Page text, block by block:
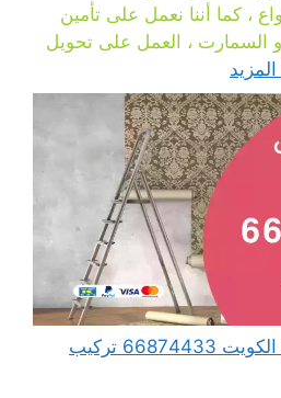
، كما أننا نعمل على تأمين
السمارت ، العمل على تحويل
المزيد
فني تركيب ورق جدران الكويت 66874433 تركيب